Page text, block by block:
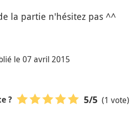
la partie n'hésitez pas ^^
le 07 avril 2015
? 5/5 (1 vote)